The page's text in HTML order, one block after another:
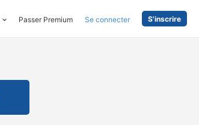
Passer Premium Se connecter S'inscrire